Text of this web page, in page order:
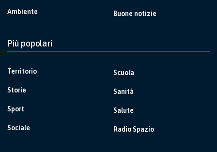
Ambiente Buone notizie
Più popolari
Territorio
Storie
Sport
Sociale
Scuola
Sanità
Salute
Radio Spazio